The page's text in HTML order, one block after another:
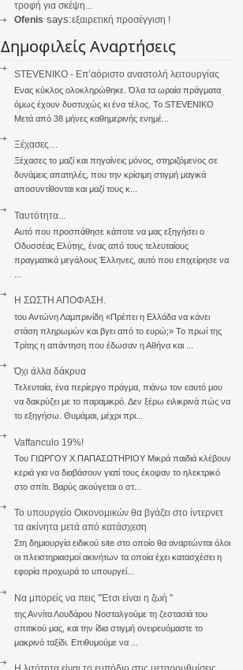
τροφή για σκέψη...
Ofenis says:εξαιρετική προσέγγιση !
Δημοφιλείς Αναρτήσεις
STEVENIKO - Επ’αόριστο αναστολή λειτουργίας
Ενας κύκλος ολοκληρώθηκε. Όλα τα ωραία πράγματα
όμως έχουν δυστυχώς κι ένα τέλος. Το STEVENIKO
Μετά από 38 μήνες καθημερινής ενημέ...
Ξέχασες…
Ξέχασες το μαζί και πηγαίνεις μόνος, στηριζόμενος σε
δυνάμεις απατηλές, που την κρίσιμη στιγμή μαγικά
αποσυντίθονται και μαζί τους κ...
Ταυτότητα...
Αυτό που προσπάθησε κάποτε να μας εξηγήσει ο
Οδυσσέας Ελύτης, ένας από τους τελευταίους
πραγματικά μεγάλους Έλληνες, αυτό που επιχείρησε να
Η ΣΩΣΤΗ ΑΠΟΦΑΣΗ.
του Αντώνη Λαμπρινίδη «Πρέπει η Ελλάδα να κάνει
στάση πληρωμών και βγει από το ευρώ;» Το πρωί της
Τρίτης η απάντηση που έδωσαν η Αθήνα και ...
Όχι άλλα δάκρυα
Τελευταία, ένα περίεργο πράγμα, πιάνω τον εαυτό μου
να δακρύζει με το παραμικρό. Δεν ξέρω ειλικρινά πώς να
το εξηγήσω. Θυμάμαι, μέχρι πρι...
Vaffanculo 19%!
Του ΓΙΩΡΓΟΥ Χ.ΠΑΠΑΣΩΤΗΡΙΟΥ Μικρά παιδιά κλέβουν
κεριά για να διαβάσουν γιατί τους έκοψαν το ηλεκτρικό
στο σπίτι. Βαρύς ακούγεται ο στ...
To υπουργείο Οικονομικών θα βγάζει στο ίντερνετ
τα ακίνητα μετά από κατάσχεση
Στη δημιουργία ειδικού site στο οποίο θα αναρτώνται όλοι
οι πλειστηριασμοί ακινήτων τα οποία έχει κατασχέσει η
εφορία προχωρά το υπουργεί...
Να μπορείς να πεις ''Έτσι είναι η ζωή ''
της Αννίτα Λουδάρου Νοσταλγούμε τη ζεστασιά του
σπιτικού μας, και την ίδια στιγμή ονειρευόμαστε το
μακρινό ταξίδι. Επιθυμούμε να ...